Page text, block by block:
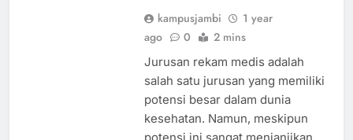
kampusjambi
1 year
ago
0 2 mins
Jurusan rekam medis adalah
salah satu jurusan yang memiliki
potensi besar dalam dunia
kesehatan. Namun, meskipun